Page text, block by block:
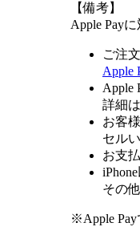
【備考】
Apple Pay
ご注
Apple
Apple
詳細は
お客
セル
お支
その
※Apple